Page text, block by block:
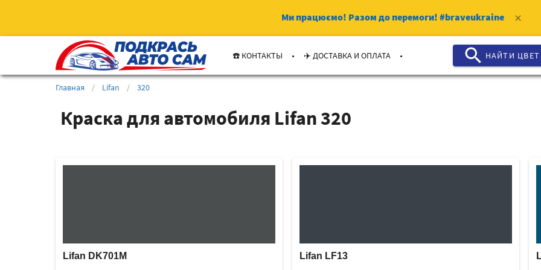
Ми працюємо! Разом до перемоги! #braveukraine clear
☎️ КОНТАКТЫ . ✈️ ДОСТАВКА И ОПЛАТА . search НАЙТИ ЦВЕТ
Главная / Lifan / 320
Краска для автомобиля Lifan 320
Lifan DK701M Lifan LF13